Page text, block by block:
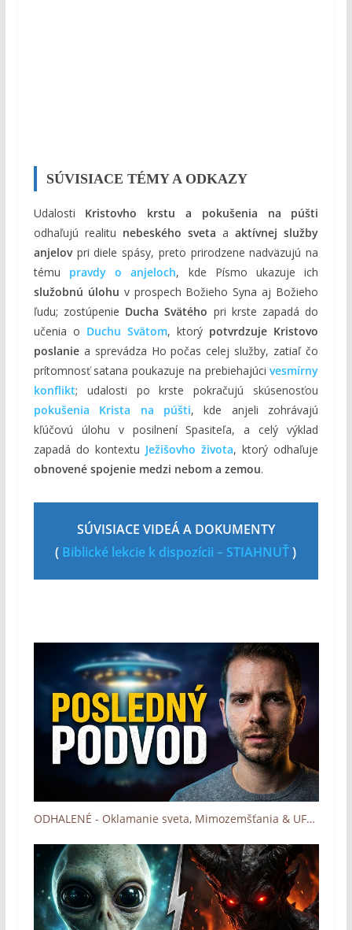
SÚVISIACE TÉMY A ODKAZY
Udalosti Kristovho krstu a pokušenia na púšti
odhaľujú realitu nebeského sveta aaktívnej služby
anjelovpri diele spásy, preto prirodzene nadväzujú na
tému pravdy o anjeloch, kde Písmo ukazuje ich
služobnú úlohu v prospech Božieho Syna aj Božieho
ľudu; zostúpenie Ducha Svätého pri krste zapadá do
učenia o Duchu Svätom, ktorý potvrdzuje Kristovo
poslaniea sprevádza Ho počas celej služby, zatiaľ čo
prítomnosť satana poukazuje na prebiehajúcivesmírny
konflikt; udalosti po krste pokračujú skúsenosťou
pokušenia Krista na púšti, kde anjeli zohrávajú
kľúčovú úlohu v posilnení Spasiteľa, a celý výklad
zapadá do kontextu Ježišovho života, ktorý odhaľuje
obnovené spojenie medzi nebom a zemou.
SÚVISIACE VIDEÁ A DOKUMENTY
( Biblické lekcie k dispozícii – STIAHNUŤ)
ODHALENÉ - Oklamanie sveta, Mimozemšťania & UFO v biblických proroctvách (titulky)